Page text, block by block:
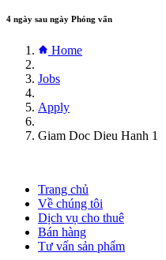
4 ngày sau ngày Phỏng vấn
Home
Jobs
Apply
Giam Doc Dieu Hanh 1
Trang chủ
Về chúng tôi
Dịch vụ cho thuê
Bán hàng
Tư vấn sản phẩm